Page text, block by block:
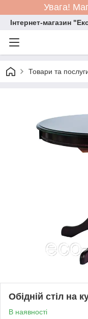
Увага!
Інтернет-магазин
Товари та
Обідній стіл на
В наявності